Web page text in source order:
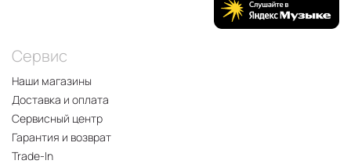
Сервис
Наши магазины
Доставка и оплата
Сервисный центр
Гарантия и возврат
Trade-In